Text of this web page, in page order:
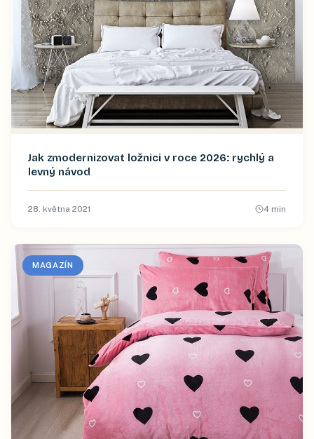
Jak zmodernizovat ložnici v roce 2026: rychlý a
levný návod
28. května 2021 4 min
MAGAZÍN